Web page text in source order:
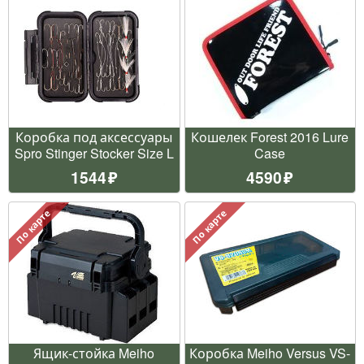
Коробка под аксессуары
Spro Stinger Stocker Size L
1544
Кошелек Forest 2016 Lure
Case
4590
По карте
Ящик-стойка Meiho
По карте
Коробка Meiho Versus VS-